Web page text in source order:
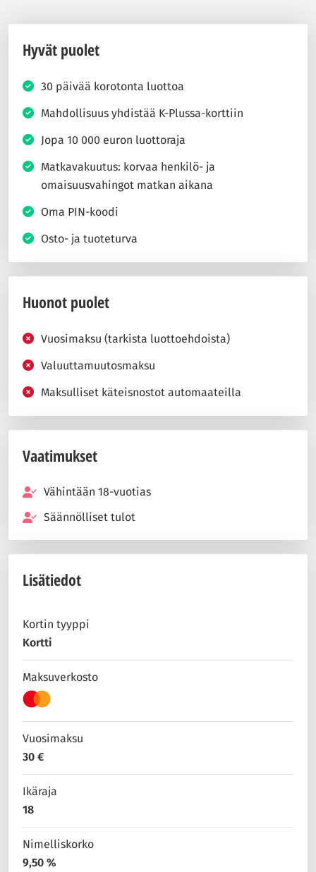
Hyvät puolet
30 päivää korotonta luottoa
Mahdollisuus yhdistää K-Plussa-korttiin
Jopa 10 000 euron luottoraja
Matkavakuutus: korvaa henkilö- ja
omaisuusvahingot matkan aikana
Oma PIN-koodi
Osto- ja tuoteturva
Huonot puolet
Vuosimaksu (tarkista luottoehdoista)
Valuuttamuutosmaksu
Maksulliset käteisnostot automaateilla
Vaatimukset
Vähintään 18-vuotias
Säännölliset tulot
Lisätiedot
Kortin tyyppi
Kortti
Maksuverkosto
Vuosimaksu
30 €
Ikäraja
18
Nimelliskorko
9,50 %